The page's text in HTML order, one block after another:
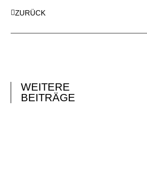
ZURÜCK
WEITERE
BEITRÄGE